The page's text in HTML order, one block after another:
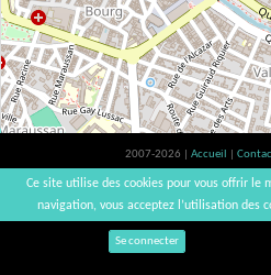
2007-2026 | Accueil
L'abus d'alcool est dangereux pour la
vinsnaturels |
Se connecter
Ce site utilise des cookies pour vous offrir le
navigation, vous acceptez l’utilisation des